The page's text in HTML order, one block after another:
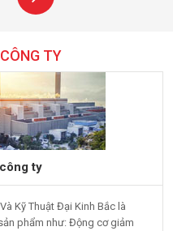
TY
ty
Kỹ Thuật Đại Kinh Bắc là
phẩm như: Động cơ giảm